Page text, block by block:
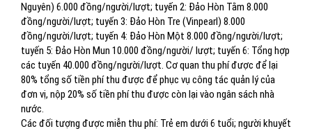
Nguyên) 6.000 đồng/người/lượt; tuyến 2: Đảo Hòn Tằm 8.000
đồng/người/lượt; tuyến 3: Đảo Hòn Tre (Vinpearl) 8.000
đồng/người/lượt; tuyến 4: Đảo Hòn Một 8.000 đồng/người/lượt;
tuyến 5: Đảo Hòn Mun 10.000 đồng/người/ lượt; tuyến 6: Tổng hợp
các tuyến 40.000 đồng/người/lượt. Cơ quan thu phí được để lại
80% tổng số tiền phí thu được để phục vụ công tác quản lý của
đơn vị, nộp 20% số tiền phí thu được còn lại vào ngân sách nhà
nước.
Các đối tượng được miễn thu phí: Trẻ em dưới 6 tuổi; người khuyết